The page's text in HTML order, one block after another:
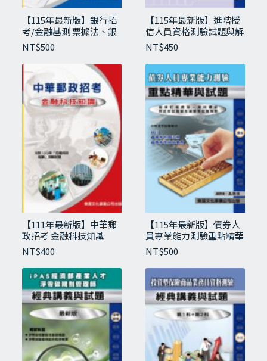
【115年最新版】股務人員專業能力測驗重點
精華與試題
NT$450
【115年最新版】銀行招
考/金融基測 票據法、銀
行法與洗錢防制相關法規
NT$500
【115年最新版】進階授
信人員資格測驗試題與解
析
NT$450
【111年最新版】中華郵
政招考 金融科技知識
NT$400
【115年最新版】債券人
員專業能力測驗重點精華
與試題
NT$500